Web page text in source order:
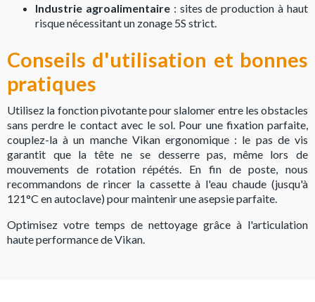
Industrie agroalimentaire : sites de production à haut
risque nécessitant un zonage 5S strict.
Conseils d'utilisation et bonnes
pratiques
Utilisez la fonction pivotante pour slalomer entre les obstacles
sans perdre le contact avec le sol. Pour une fixation parfaite,
couplez-la à un manche Vikan ergonomique : le pas de vis
garantit que la tête ne se desserre pas, même lors de
mouvements de rotation répétés. En fin de poste, nous
recommandons de rincer la cassette à l'eau chaude (jusqu'à
121°C en autoclave) pour maintenir une asepsie parfaite.
Optimisez votre temps de nettoyage grâce à l'articulation
haute performance de Vikan.